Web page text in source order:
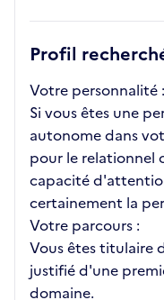
Profil
Votre personnalité :
Si vous êtes une
autonome dans
pour le relationnel
capacité
certainement la
Votre parcours :
Vous êtes titulaire
justifié d'une
domaine.